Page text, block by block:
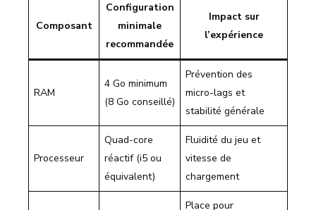
Composant
Configuration
minimale
recommandée
Impact sur
l’expérience
RAM
4 Go minimum
(8 Go conseillé)
Prévention des
micro-lags et
stabilité générale
Processeur
Quad-core
réactif (i5 ou
équivalent)
Fluidité du jeu et
vitesse de
chargement
Place pour